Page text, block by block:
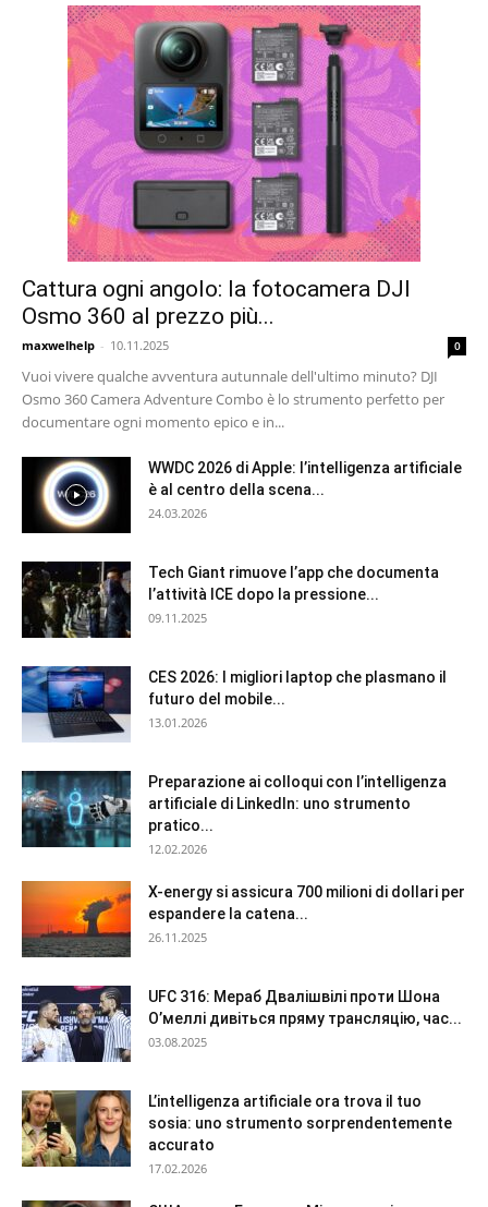
Cattura ogni angolo: la fotocamera DJI
Osmo 360 al prezzo più...
maxwelhelp - 10.11.2025 0
Vuoi vivere qualche avventura autunnale dell'ultimo minuto? DJI
Osmo 360 Camera Adventure Combo è lo strumento perfetto per
documentare ogni momento epico e in...
WWDC 2026 di Apple: l’intelligenza artificiale
è al centro della scena...
24.03.2026
Tech Giant rimuove l’app che documenta
l’attività ICE dopo la pressione...
09.11.2025
CES 2026: I migliori laptop che plasmano il
futuro del mobile...
13.01.2026
Preparazione ai colloqui con l’intelligenza
artificiale di LinkedIn: uno strumento
pratico...
12.02.2026
X-energy si assicura 700 milioni di dollari per
espandere la catena...
26.11.2025
UFC 316: Мераб Двалішвілі проти Шона
О’меллі дивіться пряму трансляцію, час...
03.08.2025
L’intelligenza artificiale ora trova il tuo
sosia: uno strumento sorprendentemente
accurato
17.02.2026